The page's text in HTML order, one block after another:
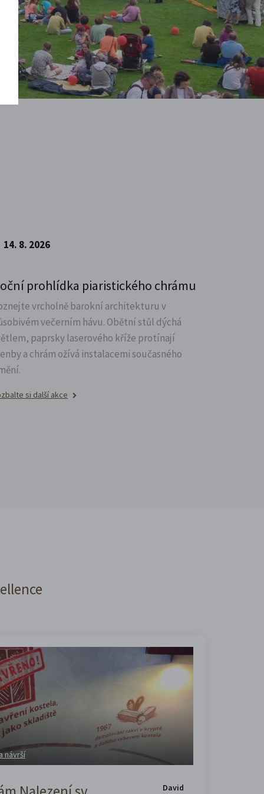
14. 8. 2026
prohlídka piaristického chrámu
vrcholně barokní architekturu v
večerním hávu. Obětní stůl dýchá
paprsky laserového kříže protínají
a chrám ožívá instalacemi současného
si další akce
návrší
David